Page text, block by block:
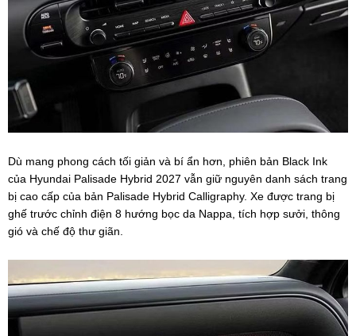
Dù mang phong cách tối giản và bí ẩn hơn, phiên bản Black Ink
của Hyundai Palisade Hybrid 2027 vẫn giữ nguyên danh sách trang
bị cao cấp của bản Palisade Hybrid Calligraphy. Xe được trang bị
ghế trước chỉnh điện 8 hướng bọc da Nappa, tích hợp sưởi, thông
gió và chế độ thư giãn.